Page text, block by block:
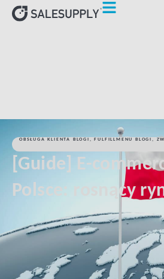
OBSŁUGA KLIENTA BLOGI , FULFILLMENU BLOGI,
[Guide] E-
Polsce: rosnący